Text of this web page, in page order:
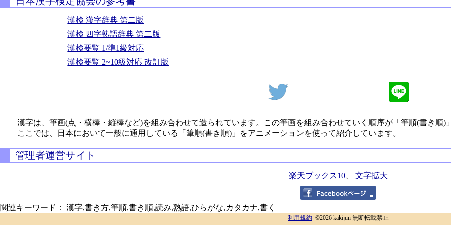
漢検 漢字辞典 第二版
漢検 四字熟語辞典 第二版
漢検要覧 1/準1級対応
漢検要覧 2~10級対応 改訂版
漢字は、筆画(点・横棒・縦棒など)を組み合わせて造られています。この筆画を組み合わせていく順序が「筆順(書き順)
ここでは、日本において一般に通用している「筆順(書き順)」をアニメーションを使って紹介しています。
管理者運営サイト
楽天ブックス10 文字拡大
関連キーワード： 漢字,書き方,筆順,書き順,読み,熟語,ひらがな,カタカナ,書く
利用規約 ©2026 kakijun 無断転載禁止